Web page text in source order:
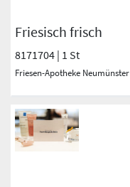
Friesisch frisch
8171704 | 1 St
Friesen-Apotheke Neumünster